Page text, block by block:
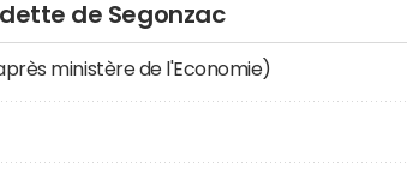
de Segonzac
ministère de l'Economie)